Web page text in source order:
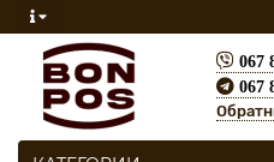
067
067
Все категории